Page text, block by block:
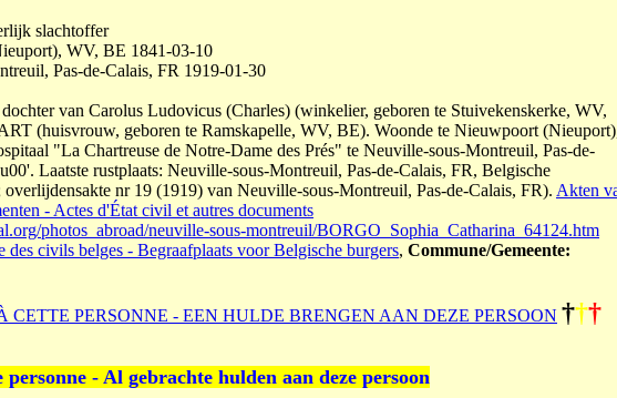
slachtoffer
WV, BE 1841-03-10
Pas-de-Calais, FR 1919-01-30
van Carolus Ludovicus (Charles) (winkelier, geboren te Stuivekenskerke, WV,
(huisvrouw, geboren te Ramskapelle, WV, BE). Woonde te Nieuwpoort
"La Chartreuse de Notre-Dame des Prés" te Neuville-sous-Montreuil, Pas-de-
Laatste rustplaats: Neuville-sous-Montreuil, Pas-de-Calais, FR, Belgische
nr 19 (1919) van Neuville-sous-Montreuil, Pas-de-Calais, FR). Akten
- Actes d'État civil et autres documents
photos_abroad/neuville-sous-montreuil/BORGO_Sophia_Catharina_64124.htm
des civils belges - Begraafplaats voor Belgische burgers, Commune/Gemeente:
CETTE PERSONNE - EEN HULDE BRENGEN AAN DEZE PERSOON †††
- Al gebrachte hulden aan deze persoon